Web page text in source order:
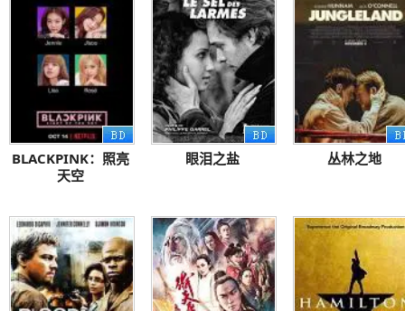
BLACKPINK：照亮
天空
眼泪之盐 丛林之地